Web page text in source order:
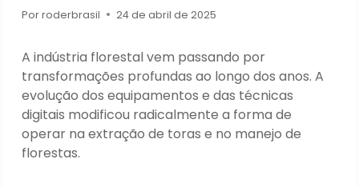
Porroderbrasil 24 de abril de 2025
A indústria florestal vem passando por
transformações profundas ao longo dos anos. A
evolução dos equipamentos e das técnicas
digitais modificou radicalmente a forma de
operar na extração de toras e no manejo de
florestas.